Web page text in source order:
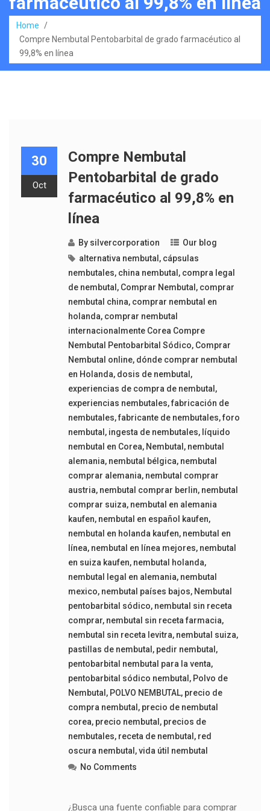
Home
/
Compre Nembutal Pentobarbital de grado farmacéutico al
99,8% en línea
30
Oct
Compre Nembutal
Pentobarbital de grado
farmacéutico al 99,8% en
línea
By silvercorporation
Our blog
alternativa nembutal , cápsulas
nembutales, china nembutal , compra legal
de nembutal , Comprar Nembutal , comprar
nembutal china, comprar nembutal en
holanda, comprar nembutal
internacionalmente Corea Compre
Nembutal Pentobarbital Sódico, Comprar
Nembutal online, dónde comprar nembutal
en Holanda, dosis de nembutal ,
experiencias de compra de nembutal ,
experiencias nembutales,fabricación de
nembutales,fabricante de nembutales,foro
nembutal , ingesta de nembutales, líquido
nembutal en Corea, Nembutal , nembutal
alemania, nembutal bélgica, nembutal
comprar alemania, nembutal comprar
austria, nembutal comprar berlin, nembutal
comprar suiza, nembutal en alemania
kaufen, nembutal en español kaufen,
nembutal en holanda kaufen, nembutal en
línea, nembutal en línea mejores, nembutal
en suiza kaufen, nembutal holanda,
nembutal legal en alemania, nembutal
mexico, nembutal países bajos, Nembutal
pentobarbital sódico, nembutal sin receta
comprar, nembutal sin receta farmacia,
nembutal sin receta levitra, nembutal suiza,
pastillas de nembutal , pedir nembutal ,
pentobarbital nembutal para la venta,
pentobarbital sódico nembutal , Polvo de
Nembutal , POLVO NEMBUTAL, precio de
compra nembutal , precio de nembutal
corea, precio nembutal , precios de
nembutales, receta de nembutal , red
oscura nembutal ,vida útil nembutal
No Comments
¿Busca una fuente confiable para comprar